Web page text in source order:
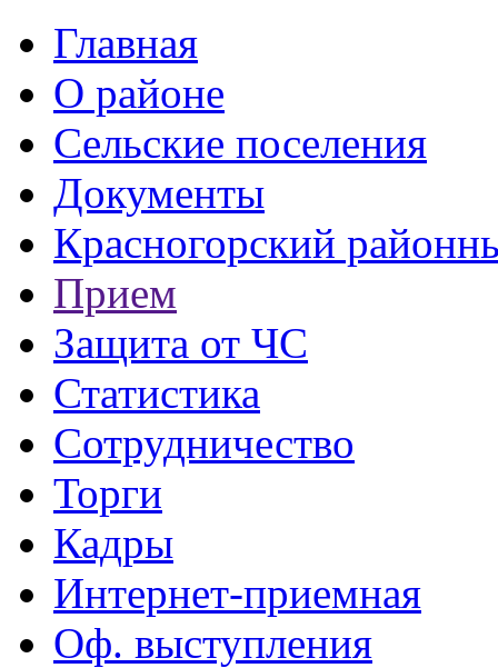
Главная
О районе
Сельские поселения
Документы
Красногорский
Прием
Защита от ЧС
Статистика
Сотрудничество
Торги
Кадры
Интернет-приемная
Оф. выступления